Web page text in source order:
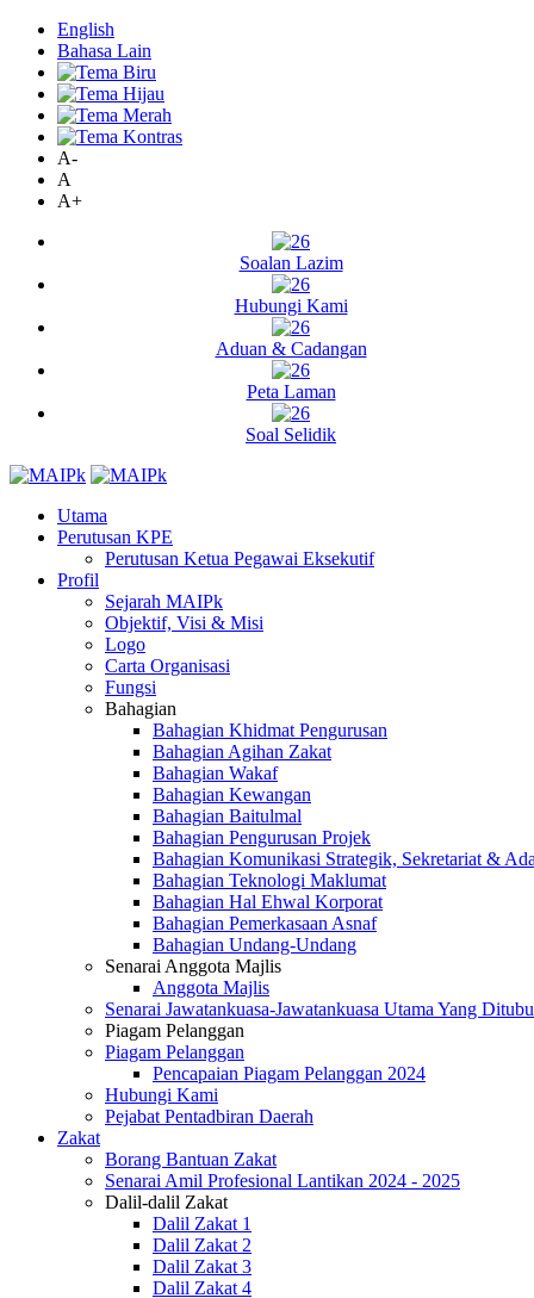
English
Bahasa Lain
A-
A
A+
Soalan Lazim
Hubungi Kami
Aduan & Cadangan
Peta Laman
Soal Selidik
Utama
Perutusan KPE
Perutusan Ketua Pegawai Eksekutif
Profil
Sejarah MAIPk
Objektif, Visi & Misi
Logo
Carta Organisasi
Fungsi
Bahagian
Bahagian Khidmat Pengurusan
Bahagian Agihan Zakat
Bahagian Wakaf
Bahagian Kewangan
Bahagian Baitulmal
Bahagian Pengurusan Projek
Bahagian Komunikasi Strategik, Sekretariat &
Bahagian Teknologi Maklumat
Bahagian Hal Ehwal Korporat
Bahagian Pemerkasaan Asnaf
Bahagian Undang-Undang
Senarai Anggota Majlis
Anggota Majlis
Senarai Jawatankuasa-Jawatankuasa Utama Yang
Piagam Pelanggan
Piagam Pelanggan
Pencapaian Piagam Pelanggan 2024
Hubungi Kami
Pejabat Pentadbiran Daerah
Zakat
Borang Bantuan Zakat
Senarai Amil Profesional Lantikan 2024 - 2025
Dalil-dalil Zakat
Dalil Zakat 1
Dalil Zakat 2
Dalil Zakat 3
Dalil Zakat 4